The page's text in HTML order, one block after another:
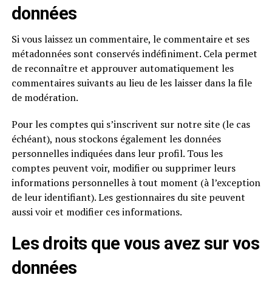
données
Si vous laissez un commentaire, le commentaire et ses
métadonnées sont conservés indéfiniment. Cela permet
de reconnaître et approuver automatiquement les
commentaires suivants au lieu de les laisser dans la file
de modération.
Pour les comptes qui s’inscrivent sur notre site (le cas
échéant), nous stockons également les données
personnelles indiquées dans leur profil. Tous les
comptes peuvent voir, modifier ou supprimer leurs
informations personnelles à tout moment (à l’exception
de leur identifiant). Les gestionnaires du site peuvent
aussi voir et modifier ces informations.
Les droits que vous avez sur vos
données